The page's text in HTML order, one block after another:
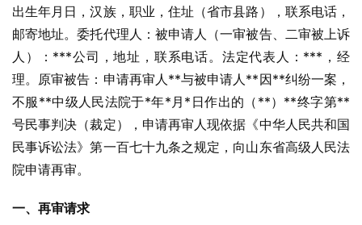
出生年月日，汉族，职业，住址（省市县路），联系电话，
邮寄地址。委托代理人：被申请人（一审被告、二审被上诉
人）：***公司，地址，联系电话。法定代表人：***，经
理。原审被告：申请再审人**与被申请人**因**纠纷一案，
不服**中级人民法院于*年*月*日作出的（**）**终字第**
号民事判决（裁定），申请再审人现依据《中华人民共和国
民事诉讼法》第一百七十九条之规定，向山东省高级人民法
院申请再审。
一、再审请求